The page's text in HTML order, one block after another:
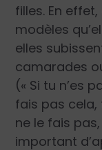
filles. En
modèles
elles
camarades
(« Si tu n’es
fais pas cela,
ne le fais
important